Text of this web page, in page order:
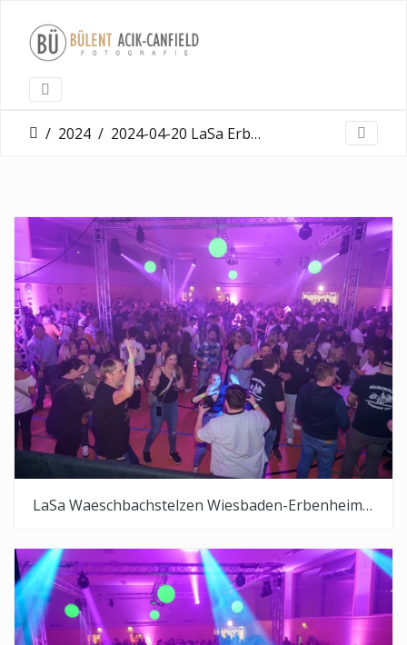
2024 2024-04-20 LaSa Erbenheim
LaSa Waeschbachstelzen Wiesbaden-Erbenheim 20 04 2024 0001